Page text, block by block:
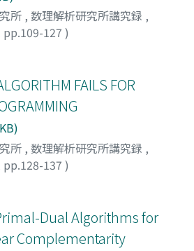
所 , 数理解析研究所講究録 ,
pp.109-127 )
FAILS FOR
所 , 数理解析研究所講究録 ,
pp.128-137 )
Dual Algorithms for
Complementarity